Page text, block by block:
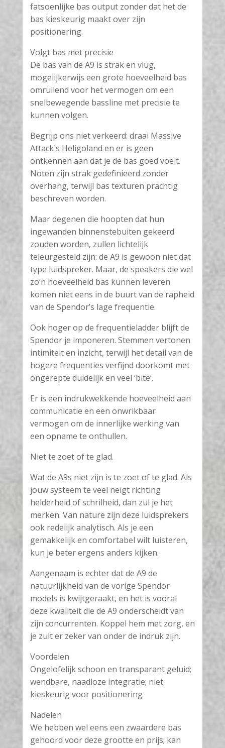
fatsoenlijke bas output zonder dat het de
bas kieskeurig maakt over zijn
positionering.
Volgt bas met precisie
De bas van de A9 is strak en vlug,
mogelijkerwijs een grote hoeveelheid bas
omruilend voor het vermogen om een
snelbewegende bassline met precisie te
kunnen volgen.
Begrijp ons niet verkeerd: draai Massive
Attack´s Heligoland en er is geen
ontkennen aan dat je de bas goed voelt.
Noten zijn strak gedefinieerd zonder
overhang, terwijl bas texturen prachtig
beschreven worden.
Maar degenen die hoopten dat hun
ingewanden binnenstebuiten gekeerd
zouden worden, zullen lichtelijk
teleurgesteld zijn: de A9 is gewoon niet dat
type luidspreker. Maar, de speakers die wel
zo’n hoeveelheid bas kunnen leveren
komen niet eens in de buurt van de rapheid
van de Spendor’s lage frequentie.
Ook hoger op de frequentieladder blijft de
Spendor je imponeren. Stemmen vertonen
intimiteit en inzicht, terwijl het detail van de
hogere frequenties verfijnd doorkomt met
ongerepte duidelijk en veel ‘bite’.
Er is een indrukwekkende hoeveelheid aan
communicatie en een onwrikbaar
vermogen om de innerlijke werking van
een opname te onthullen.
Niet te zoet of te glad.
Wat de A9s niet zijn is te zoet of te glad. Als
jouw systeem te veel neigt richting
helderheid of schrilheid, dan zul je het
merken. Van nature zijn deze luidsprekers
ook redelijk analytisch. Als je een
gemakkelijk en comfortabel wilt luisteren,
kun je beter ergens anders kijken.
Aangenaam is echter dat de A9 de
natuurlijkheid van de vorige Spendor
models is kwijtgeraakt, en het is vooral
deze kwaliteit die de A9 onderscheidt van
zijn concurrenten. Koppel hem met zorg, en
je zult er zeker van onder de indruk zijn.
Voordelen
Ongelofelijk schoon en transparant geluid;
wendbare, naadloze integratie; niet
kieskeurig voor positionering
Nadelen
We hebben wel eens een zwaardere bas
gehoord voor deze grootte en prijs; kan